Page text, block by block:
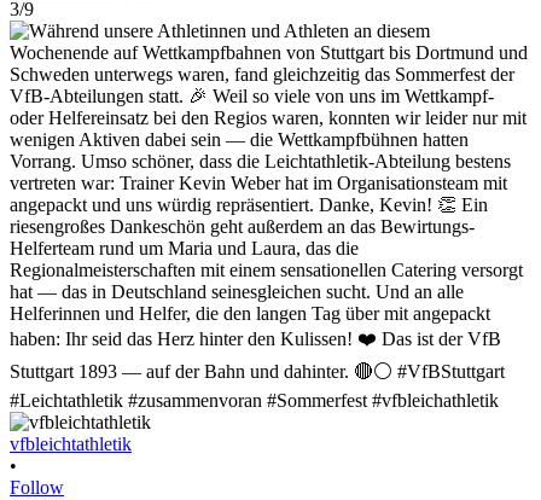
3/9
vfbleichtathletik
•
Follow